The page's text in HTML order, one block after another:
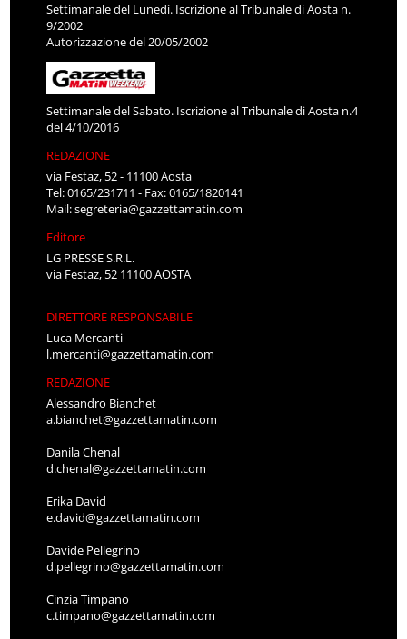
Settimanale del Lunedì. Iscrizione al Tribunale di Aosta n.
9/2002
Autorizzazione del 20/05/2002
Settimanale del Sabato. Iscrizione al Tribunale di Aosta n.4
del 4/10/2016
REDAZIONE
via Festaz, 52 - 11100 Aosta
Tel: 0165/231711 - Fax: 0165/1820141
Mail:segreteria@gazzettamatin.com
Editore
LG PRESSE S.R.L.
via Festaz, 52 11100 AOSTA
DIRETTORE RESPONSABILE
Luca Mercanti
l.mercanti@gazzettamatin.com
REDAZIONE
Alessandro Bianchet
a.bianchet@gazzettamatin.com
Danila Chenal
d.chenal@gazzettamatin.com
Erika David
e.david@gazzettamatin.com
Davide Pellegrino
d.pellegrino@gazzettamatin.com
Cinzia Timpano
c.timpano@gazzettamatin.com